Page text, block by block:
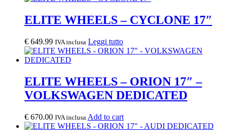
ELITE WHEELS – CYCLONE 17″
€ 649.99 IVA inclusa Leggi tutto
ELITE WHEELS – ORION 17″ –
VOLKSWAGEN DEDICATED
€ 670.00 IVA inclusa Add to cart